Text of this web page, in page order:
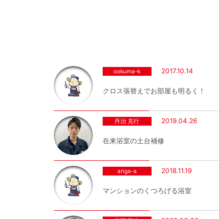
ookuma-k 2017.10.14
クロス張替えでお部屋も明るく！
丹治 克行 2019.04.26
在来浴室の土台補修
ariga-a 2018.11.19
マンションのくつろげる浴室